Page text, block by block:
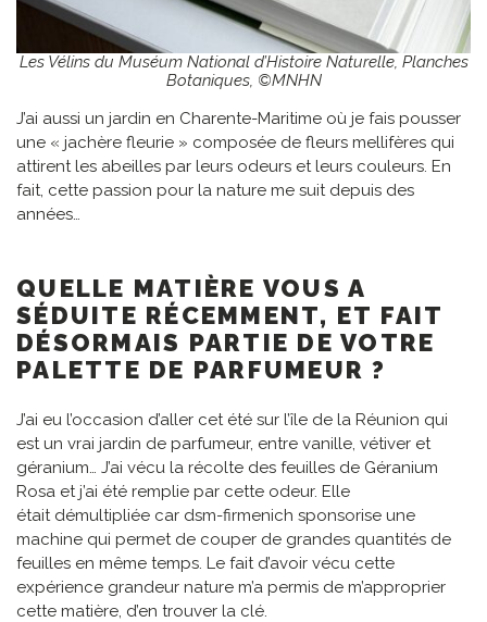
Les Vélins du Muséum National d’Histoire Naturelle, Planches
Botaniques, ©MNHN
J’ai aussi un jardin en Charente-Maritime où je fais pousser
une « jachère fleurie » composée de fleurs mellifères qui
attirent les abeilles par leurs odeurs et leurs couleurs. En
fait, cette passion pour la nature me suit depuis des
années…
QUELLE MATIÈRE VOUS A
SÉDUITE RÉCEMMENT, ET FAIT
DÉSORMAIS PARTIE DE VOTRE
PALETTE DE PARFUMEUR ?
J’ai eu l’occasion d’aller cet été sur l’île de la Réunion qui
est un vrai jardin de parfumeur, entre vanille, vétiver et
géranium… J’ai vécu la récolte des feuilles de Géranium
Rosa et j’ai été remplie par cette odeur. Elle
était démultipliée car dsm-firmenich sponsorise une
machine qui permet de couper de grandes quantités de
feuilles en même temps. Le fait d’avoir vécu cette
expérience grandeur nature m’a permis de m’approprier
cette matière, d’en trouver la clé.